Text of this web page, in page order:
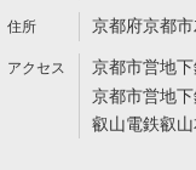
京都府京都
京都市営地
京都市営地
叡山電鉄叡